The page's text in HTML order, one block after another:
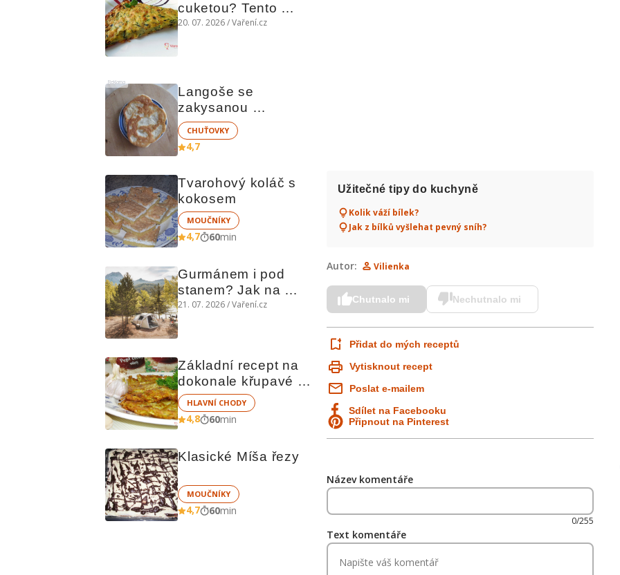
cuketou? Tento
levný slaný koláč
20. 07. 2026 / Vaření.cz
Reklama
Langoše se
zakysanou
smetanou
CHUŤOVKY
4,7
Tvarohový koláč s
kokosem
MOUČNÍKY
4,7 60min
Gurmánem i pod
stanem? Jak na
polní kuchyni a na
21. 07. 2026 / Vaření.cz
Základní recept na
dokonale křupavé
bramboráky
HLAVNÍ CHODY
4,8 60min
Klasické Míša řezy
MOUČNÍKY
4,7 60min
Užitečné tipy do kuchyně
Kolik váží bílek?
Jak z bílků vyšlehat pevný sníh?
Autor: Vilienka
Chutnalo mi Nechutnalo mi
Přidat do mých receptů
Vytisknout recept
Poslat e-mailem
Sdílet na Facebooku
Připnout na Pinterest
Název komentáře
0/255
Text komentáře